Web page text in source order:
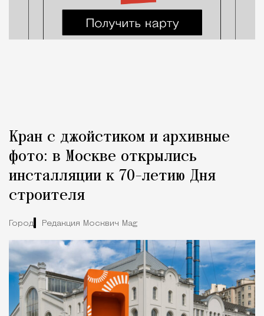
Кран с джойстиком и архивные
фото: в Москве открылись
инсталляции к 70-летию Дня
строителя
Город Редакция Москвич Mag